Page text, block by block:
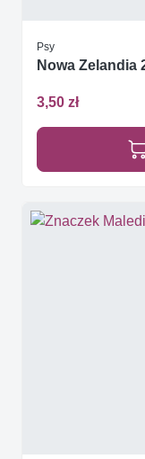
Psy
Nowa Zelandia
3,50 zł